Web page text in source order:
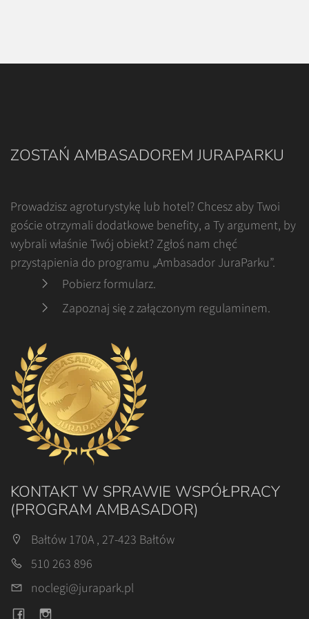
ZOSTAŃ AMBASADOREM JURAPARKU
Prowadzisz agroturystykę lub hotel? Chcesz aby Twoi
goście otrzymali dodatkowe benefity, a Ty argument, by
wybrali właśnie Twój obiekt? Zgłoś nam chęć
przystąpienia do programu „Ambasador JuraParku”.
Pobierz formularz.
Zapoznaj się z załączonym regulaminem.
KONTAKT W SPRAWIE WSPÓŁPRACY
(PROGRAM AMBASADOR)
Bałtów 170A , 27-423 Bałtów
510 263 896
noclegi@jurapark.pl